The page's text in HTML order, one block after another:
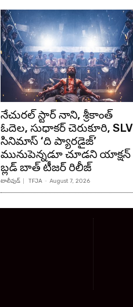
నేచురల్ స్టార్ నాని, శ్రీకాంత్
ఓదెల, సుధాకర్ చెరుకూరి, SLV
సినిమాస్ ‘ది ప్యారడైజ్’
మునుపెన్నడూ చూడని యాక్షన్
బ్లడ్ బాత్ టీజర్ రిలీజ్
టాలీవుడ్ TFJA - August 7, 2026